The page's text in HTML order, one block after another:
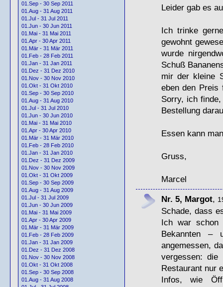
01.Sep - 30 Sep 2011
01.Aug - 31 Aug 2011
01.Jul - 31 Jul 2011
01.Jun - 30 Jun 2011
01.Mai - 31 Mai 2011
01.Apr - 30 Apr 2011
01.Mär - 31 Mär 2011
01.Feb - 28 Feb 2011
01.Jan - 31 Jan 2011
01.Dez - 31 Dez 2010
01.Nov - 30 Nov 2010
01.Okt - 31 Okt 2010
01.Sep - 30 Sep 2010
01.Aug - 31 Aug 2010
01.Jul - 31 Jul 2010
01.Jun - 30 Jun 2010
01.Mai - 31 Mai 2010
01.Apr - 30 Apr 2010
01.Mär - 31 Mär 2010
01.Feb - 28 Feb 2010
01.Jan - 31 Jan 2010
01.Dez - 31 Dez 2009
01.Nov - 30 Nov 2009
01.Okt - 31 Okt 2009
01.Sep - 30 Sep 2009
01.Aug - 31 Aug 2009
01.Jul - 31 Jul 2009
01.Jun - 30 Jun 2009
01.Mai - 31 Mai 2009
01.Apr - 30 Apr 2009
01.Mär - 31 Mär 2009
01.Feb - 28 Feb 2009
01.Jan - 31 Jan 2009
01.Dez - 31 Dez 2008
01.Nov - 30 Nov 2008
01.Okt - 31 Okt 2008
01.Sep - 30 Sep 2008
01.Aug - 31 Aug 2008
Leider gab es
Ich trinke
gewohnt
wurde
Schuß
mir der kleine
eben den Preis
Sorry, ich
Bestellung
Essen kann
Gruss,
Marcel
Nr. 5, Margot,
Schade, dass
Ich war schon
Bekannten –
angemessen,
vergessen: die
Restaurant nur
Infos, wie